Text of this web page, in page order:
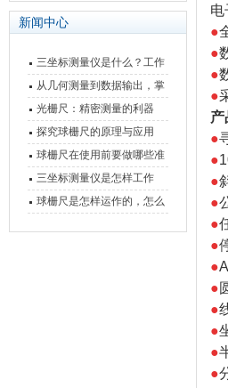
新闻中心
三坐标测量仪是什么？工作
原理、分类与核心功能一次
讲清
从几何测量到数据输出，掌
握万濠影像测量仪的六大核
心能力
光栅尺：精密测量的利器
探究球栅尺的原理与应用
球栅尺在使用前要做哪些准
备工作？
三坐标测量仪是怎样工作
的，功能有什么优势？
球栅尺是怎样运作的，怎么
电
●
●
●
●
产
●
●
●
●
●
●
●
●
●
●
●
●